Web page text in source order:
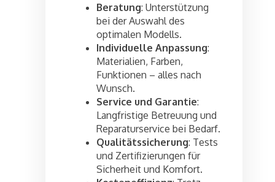
Beratung: Unterstützung
bei der Auswahl des
optimalen Modells.
Individuelle Anpassung:
Materialien, Farben,
Funktionen – alles nach
Wunsch.
Service und Garantie:
Langfristige Betreuung und
Reparaturservice bei Bedarf.
Qualitätssicherung: Tests
und Zertifizierungen für
Sicherheit und Komfort.